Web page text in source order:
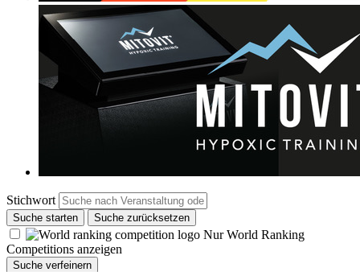
Stichwort
Suche starten Suche zurücksetzen
Nur World Ranking
Competitions anzeigen
Suche verfeinern